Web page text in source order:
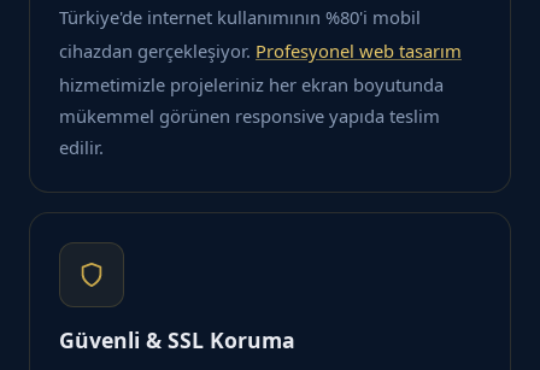
Türkiye'de internet kullanımının %80'i mobil
cihazdan gerçekleşiyor. Profesyonel web tasarım
hizmetimizle projeleriniz her ekran boyutunda
mükemmel görünen responsive yapıda teslim
edilir.
Güvenli & SSL Koruma